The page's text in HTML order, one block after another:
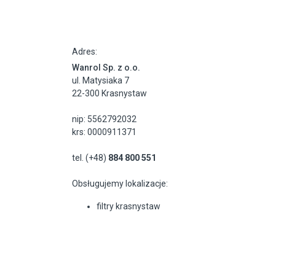
Adres:
Wanrol Sp. z o.o.
ul. Matysiaka 7
22-300 Krasnystaw
nip: 5562792032
krs: 0000911371
tel. (+48) 884 800 551
Obsługujemy lokalizacje:
filtry krasnystaw